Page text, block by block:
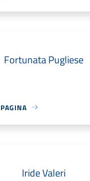
Fortunata Pugliese
Iride Valeri